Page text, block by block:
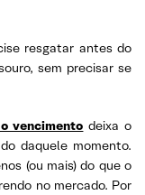
resgatar antes do
sem precisar se
vencimento deixa o
daquele momento.
(ou mais) do que o
no mercado. Por